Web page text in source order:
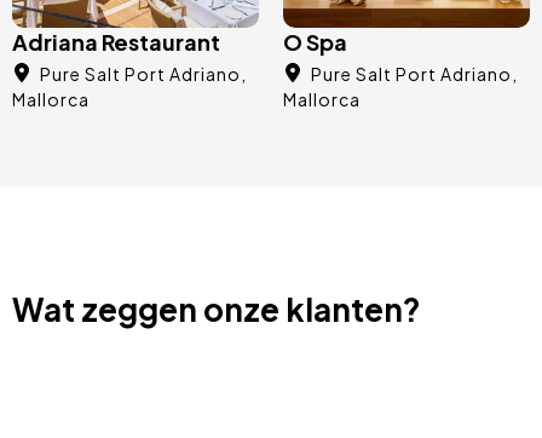
Adriana Restaurant
Pure Salt Port Adriano
O Spa
Pure Salt Port Adriano
Wat zeggen onze klanten?